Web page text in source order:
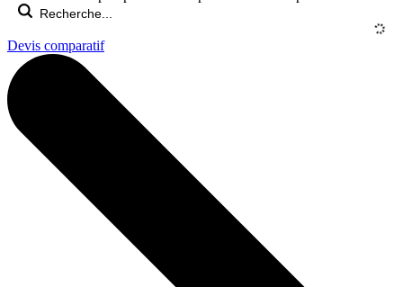
Devis comparatif